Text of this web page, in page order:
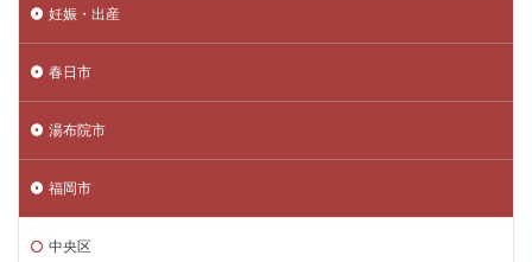
妊娠・出産
春日市
湯布院市
福岡市
中央区